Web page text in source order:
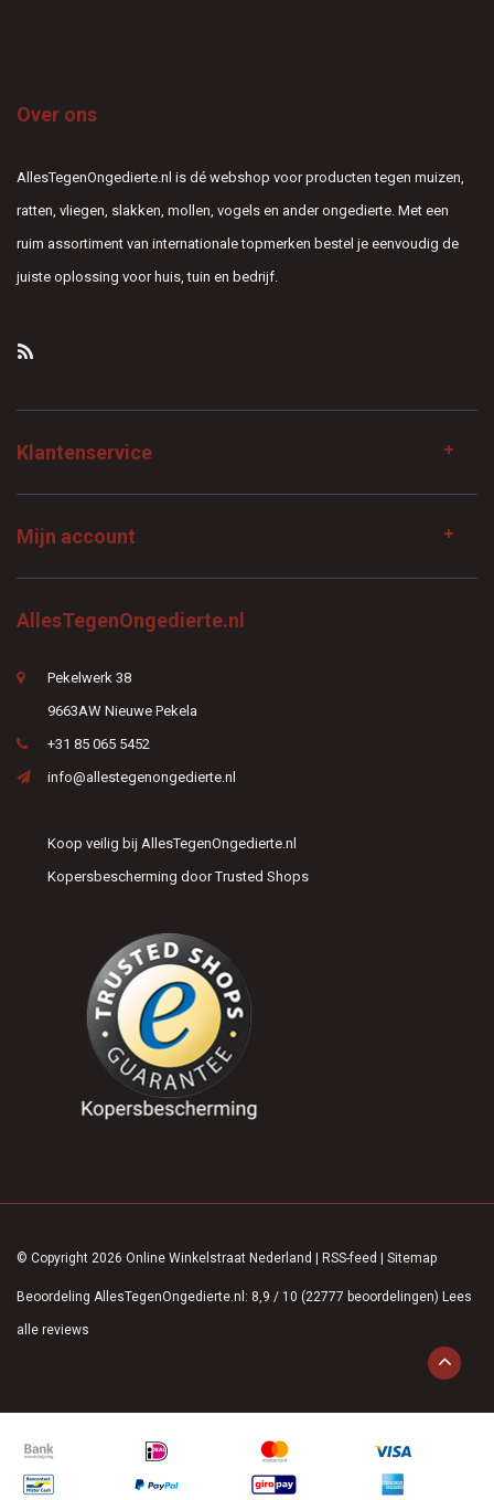
Over ons
AllesTegenOngedierte.nl is dé webshop voor producten tegen muizen,
ratten, vliegen, slakken, mollen, vogels en ander ongedierte. Met een
ruim assortiment van internationale topmerken bestel je eenvoudig de
juiste oplossing voor huis, tuin en bedrijf.
Klantenservice
Mijn account
AllesTegenOngedierte.nl
Pekelwerk 38
9663AW Nieuwe Pekela
+31 85 065 5452
info@allestegenongedierte.nl
Koop veilig bij AllesTegenOngedierte.nl
Kopersbescherming door Trusted Shops
© Copyright 2026 Online Winkelstraat Nederland RSS-feed Sitemap
Beoordeling AllesTegenOngedierte.nl : 8,9 / 10 (22777 beoordelingen) Lees
alle reviews